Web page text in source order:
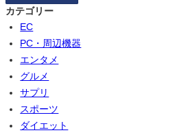
カテゴリー
EC
PC・周辺機器
エンタメ
グルメ
サプリ
スポーツ
ダイエット